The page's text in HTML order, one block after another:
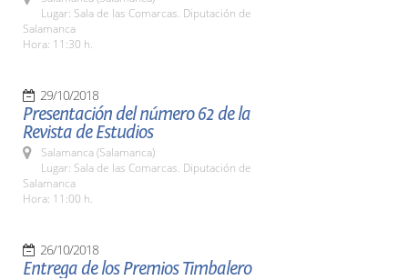
Lugar: Sala de las Comarcas. Diputación de
Salamanca
Hora: 11:30 h.
29/10/2018
Presentación del número 62 de la
Revista de Estudios
Salamanca (Salamanca)
Lugar: Sala de las Comarcas. Diputación de
Salamanca
Hora: 11:00 h.
26/10/2018
Entrega de los Premios Timbalero